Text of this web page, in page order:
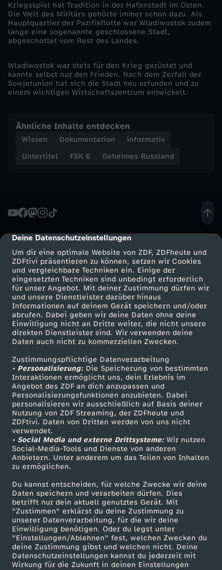
cmp-dialog-description
Deine Datenschutzeinstellungen
Um dir eine optimale Website von ZDF, ZDFheute und
ZDFtivi präsentieren zu können, setzen wir Cookies
und vergleichbare Techniken ein. Einige der
eingesetzten Techniken sind unbedingt erforderlich
für unser Angebot. Mit deiner Zustimmung dürfen wir
und unsere Dienstleister darüber hinaus
Informationen auf deinem Gerät speichern und/oder
abrufen. Dabei geben wir deine Daten ohne deine
Einwilligung nicht an Dritte weiter, die nicht unsere
direkten Dienstleister sind. Wir verwenden deine
Daten auch nicht zu kommerziellen Zwecken.
Zustimmungspflichtige Datenverarbeitung
• Personalisierung:Die Speicherung von bestimmten
Interaktionen ermöglicht uns, dein Erlebnis im
Angebot des ZDF an dich anzupassen und
Personalisierungsfunktionen anzubieten. Dabei
personalisieren wir ausschließlich auf Basis deiner
Nutzung von ZDF Streaming, der ZDFheute und
ZDFtivi. Daten von Dritten werden von uns nicht
verwendet.
• Social Media und externe Drittsysteme:Wir nutzen
Social-Media-Tools und Dienste von anderen
Anbietern. Unter anderem um das Teilen von Inhalten
zu ermöglichen.
Du kannst entscheiden, für welche Zwecke wir deine
Daten speichern und verarbeiten dürfen. Dies
betrifft nur dein aktuell genutztes Gerät. Mit
"Zustimmen" erklärst du deine Zustimmung zu
unserer Datenverarbeitung, für die wir deine
Einwilligung benötigen. Oder du legst unter
"Einstellungen/Ablehnen" fest, welchen Zwecken du
deine Zustimmung gibst und welchen nicht. Deine
Datenschutzeinstellungen kannst du jederzeit mit
Wirkung für die Zukunft in deinen Einstellungen
n
v
o
n
l
a
i
o
s
t
o
k
Kriegsspiel hat Tradition in der Hafenstadt im Osten.
Die Welt des Militärs gehörte immer schon dazu. Als
Hauptquartier der Pazifikflotte war Wladiwostok zudem
lange eine sogenannte geschlossene Stadt,
abgeschottet vom Rest des Landes.
Wladiwostok war stets für den Krieg gerüstet und
kannte selbst nur den Frieden. Nach dem Zerfall der
Sowjetunion hat sich die Stadt neu erfunden und zu
einem wichtigen Wirtschaftszentrum entwickelt.
Ähnliche Inhalte entdecken
Wissen Dokumentation
informativ
Untertitel
FSK 6 Geheimes Russland
Mehr ZDF
ZDF-Apps
Smart TV
ZDFtext
Livestreams
Sendungen A-Z
TV-Programm
Service
ZDFmitreden
Kontakt zum ZDF
Tickets
Zuschauerservice
Hilfe
ZDF Unternehmen
Karriere
ZDF goes Schule
Werbefernsehen
Mainzelmännchen